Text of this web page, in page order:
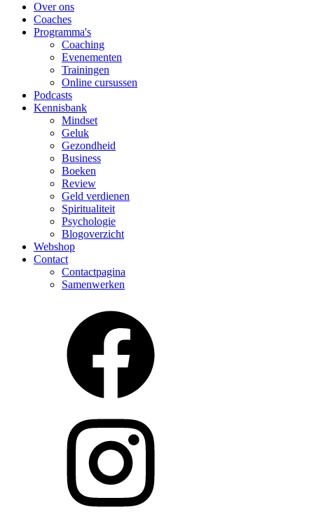
Over ons
Coaches
Programma's
Coaching
Evenementen
Trainingen
Online cursussen
Podcasts
Kennisbank
Mindset
Geluk
Gezondheid
Business
Boeken
Review
Geld verdienen
Spiritualiteit
Psychologie
Blogoverzicht
Webshop
Contact
Contactpagina
Samenwerken